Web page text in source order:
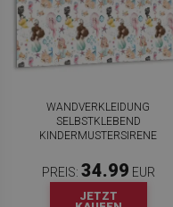
WANDVERKLEIDUNG
SELBSTKLEBEND
KINDERMUSTERSIRENE
PREIS: 34.99 EUR
JETZT